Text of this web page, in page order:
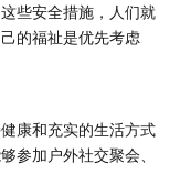
些安全措施，人们就
的福祉是优先考虑
康和充实的生活方式
参加户外社交聚会、